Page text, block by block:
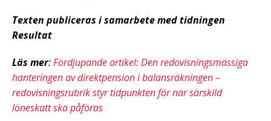
Texten publiceras i samarbete med tidningen
Resultat
Läs mer:Fördjupande artikel: Den redovisningsmässiga
hanteringen av direktpension i balansräkningen –
redovisningsrubrik styr tidpunkten för när särskild
löneskatt ska påföras